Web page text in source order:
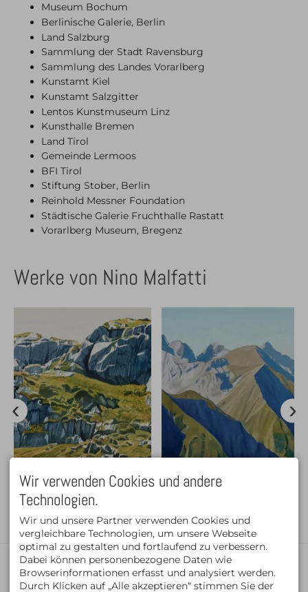
Museum Bochum
Berlinische Galerie, Berlin
Land Salzburg
Sammlung der Stadt Ravensburg
Sammlung des Landes Vorarlberg
Kunstamt Kiel
Kunstamt Salzgitter
Lentos Kunstmuseum Linz
Kunsthalle Bremen
Land Tirol
Gemeinde Lermoos
BFI Tirol
Stiftung Stober, Berlin
Reinhold Messner Foundation
Städtische Galerie Fruchthalle Rastatt
Vorarlberg Museum, Bregenz
Werke von Nino Malfatti
Hin und Her - Nino Malfatti So gesehen - Nino Malfatti
KONTAKT
Vincent Angerer
Galerie-Schloßstraße
Wir verwenden Cookies und andere
Technologien.
Wir und unsere Partner verwenden Cookies und
vergleichbare Technologien, um unsere Webseite
optimal zu gestalten und fortlaufend zu verbessern.
Dabei können personenbezogene Daten wie
Browserinformationen erfasst und analysiert werden.
Durch Klicken auf „Alle akzeptieren“ stimmen Sie der